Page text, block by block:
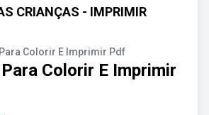
CRIANÇAS - IMPRIMIR
Colorir E Imprimir Pdf
Colorir E Imprimir